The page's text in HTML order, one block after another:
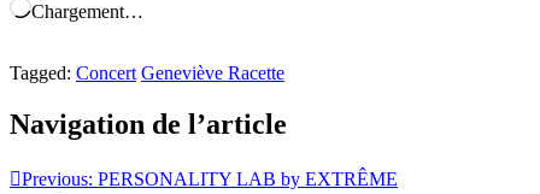
Chargement…
Tagged: Concert Geneviève Racette
Navigation de l’article
Previous: PERSONALITY LAB by EXTRÊME